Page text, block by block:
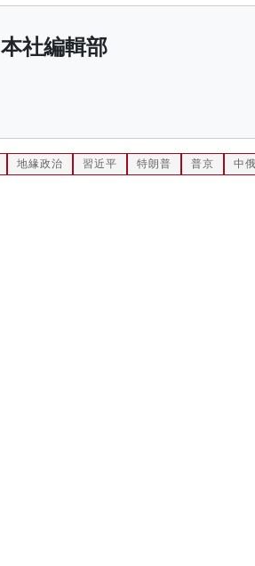
本社編輯部
地緣政治 習近平 特朗普 普京 中